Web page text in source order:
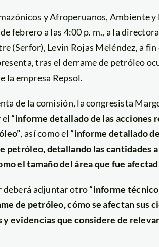
y Afroperuanos, Ambiente y
febrero a las 4:00 p. m., a la
(Serfor), Levin Rojas Meléndez, a fin
tras el derrame de petróleo
la empresa Repsol.
de la comisión, la congresista
el “informe detallado de las acciones
, así como el “informe detallado
petróleo, detallando las cantidades a
el tamaño del área que fue
deberá adjuntar otro“informe
de petróleo, cómo se afectan sus
y evidencias que considere de